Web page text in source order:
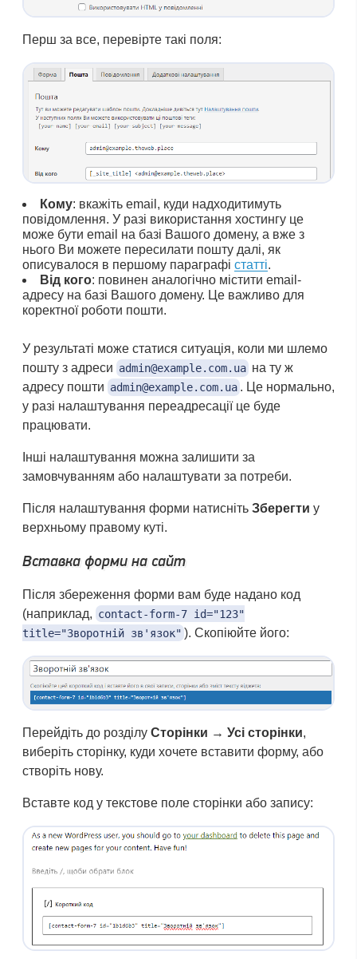
Перш за все, перевірте такі поля:
Кому: вкажіть email, куди надходитимуть
повідомлення. У разі використання хостингу це
може бути email на базі Вашого домену, а вже з
нього Ви можете пересилати пошту далі, як
описувалося в першому параграфі статті.
Від кого: повинен аналогічно містити email-
адресу на базі Вашого домену. Це важливо для
коректної роботи пошти.
У результаті може статися ситуація, коли ми шлемо
пошту з адреси admin@example.com.ua на ту ж
адресу пошти admin@example.com.ua . Це нормально,
у разі налаштування переадресації це буде
працювати.
Інші налаштування можна залишити за
замовчуванням або налаштувати за потреби.
Після налаштування форми натисніть Зберегти у
верхньому правому куті.
Вставка форми на сайт
Після збереження форми вам буде надано код
(наприклад, contact-form-7 id="123"
title="Зворотній зв'язок" ). Скопіюйте його:
Перейдіть до розділу Сторінки → Усі сторінки,
виберіть сторінку, куди хочете вставити форму, або
створіть нову.
Вставте код у текстове поле сторінки або запису: